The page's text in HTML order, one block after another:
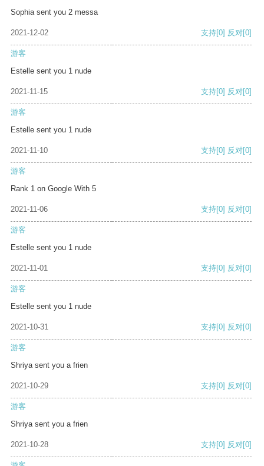
Sophia sent you 2 messa
2021-12-02 支持[0] 反对[0]
游客
Estelle sent you 1 nude
2021-11-15 支持[0] 反对[0]
游客
Estelle sent you 1 nude
2021-11-10 支持[0] 反对[0]
游客
Rank 1 on Google With 5
2021-11-06 支持[0] 反对[0]
游客
Estelle sent you 1 nude
2021-11-01 支持[0] 反对[0]
游客
Estelle sent you 1 nude
2021-10-31 支持[0] 反对[0]
游客
Shriya sent you a frien
2021-10-29 支持[0] 反对[0]
游客
Shriya sent you a frien
2021-10-28 支持[0] 反对[0]